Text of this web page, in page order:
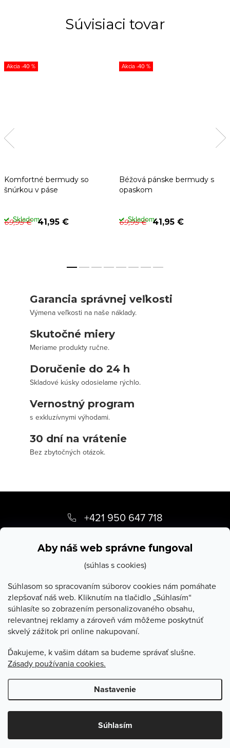
Aby náš web správne fungoval
(súhlas s cookies)
Súhlasom so spracovaním súborov cookies nám pomáhate
zlepšovať náš web. Kliknutím na tlačidlo „Súhlasím“
súhlasíte so zobrazením personalizovaného obsahu,
relevantnej reklamy a zároveň vám môžeme poskytnúť
skvelý zážitok pri online nakupovaní.
Ďakujeme, k vašim dátam sa budeme správať slušne.
Zásady používania cookies.
Nastavenie
Súhlasím
Súvisiaci tovar
-40 %
Komfortné bermudy so
šnúrkou v páse
69,95 € 41,95 €
Skladom
-40 %
Béžová pánske bermudy s
opaskom
69,95 € 41,95 €
Skladom
Garancia správnej veľkosti
Výmena veľkosti na naše náklady.
Skutočné miery
Meriame produkty ručne.
Doručenie do 24 h
Skladové kúsky odosielame rýchlo.
Vernostný program
s exkluzívnymi výhodami.
30 dní na vrátenie
Bez zbytočných otázok.
p
+421 950 647 718
O Stevula
Poradňa
Copyright 2026Stevula.sk. Všetky práva vyhradené.Upraviť
nastavenie cookies